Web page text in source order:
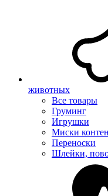
животных
Все товары
Груминг
Игрушки
Миски
Переноски
Шлейки,